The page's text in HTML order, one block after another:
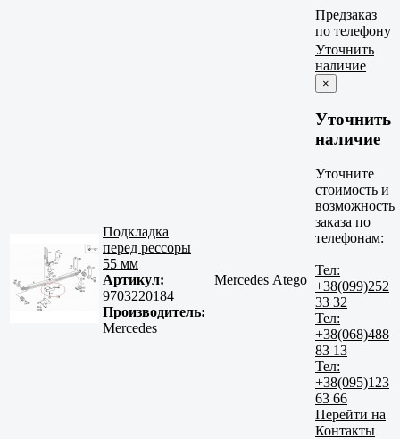
Предзаказ
по телефону
Подкладка
перед рессоры
55 мм
Артикул:
9703220184
Производитель:
Mercedes
Mercedes Atego
Уточнить
наличие
×
Уточнить
наличие
Уточните
стоимость и
возможность
заказа по
телефонам:
Тел:
+38(099)252
33 32
Тел:
+38(068)488
83 13
Тел:
+38(095)123
63 66
Перейти на
Контакты